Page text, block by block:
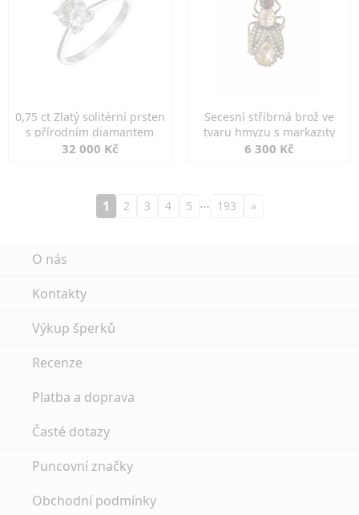
0,75 ct Zlatý solitérní prsten
s přírodním diamantem
32 000 Kč
Secesní stříbrná brož ve
tvaru hmyzu s markazity
6 300 Kč
1 2 3 4 5 … 193 »
O nás
Kontakty
Výkup šperků
Recenze
Platba a doprava
Časté dotazy
Puncovní značky
Obchodní podmínky